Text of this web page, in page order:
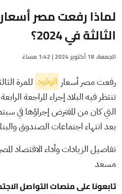
لماذا رفعت مصر
الثالثة في 2024؟
الجمعة، 18 أكتوبر 2024 | 1:42 مساءً
رفعت مصر أسعار الوقود
تنتظر فيه البلاد إجراء المراجعة
التي كان من المفترض إجراؤها في
بعد انتهاء اجتماعات الصندوق
تفاصيل الزيادات وأداء الاقتصاد
مسعد
تابعونا على منصات التواصل